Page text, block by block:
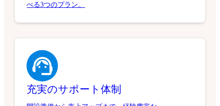
べる3つのプラン。
充実のサポート体制